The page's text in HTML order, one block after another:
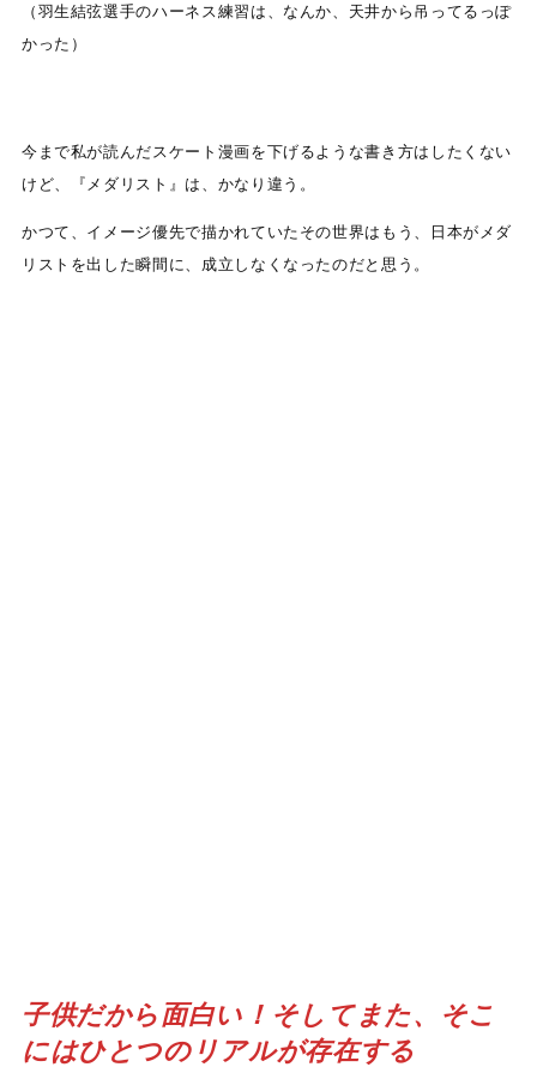
（羽生結弦選手のハーネス練習は、なんか、天井から吊ってるっぽ
かった）
今まで私が読んだスケート漫画を下げるような書き方はしたくない
けど、『メダリスト』は、かなり違う。
かつて、イメージ優先で描かれていたその世界はもう、日本がメダ
リストを出した瞬間に、成立しなくなったのだと思う。
子供だから面白い！そしてまた、そこ
にはひとつのリアルが存在する